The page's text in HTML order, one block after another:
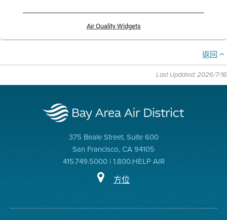
Air Quality Widgets
返回
Last Updated: 2026/7/16
375 Beale Street, Suite 600
San Francisco, CA 94105
415.749.5000 | 1.800.HELP AIR
方位